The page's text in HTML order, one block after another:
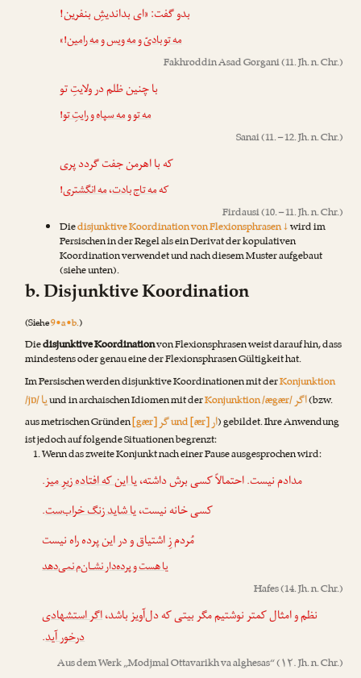
بدو گفت: «ای بداندیشِ بنفرین!
مه تو بادیّومه ویسومه رامین!»
Fakhroddin Asad Gorgani(11. Jh. n. Chr.)
با چنین ظلم در ولایتِ تو
مه توومه سپاه و رایتِ تو!
Sanai(11. – 12. Jh. n. Chr.)
که با اهرمن جفت گردد پری
کهمه تاج بادت،مه انگشتری!
Firdausi(10. – 11. Jh. n. Chr.)
Diedisjunktive Koordination von Flexionsphrasen ↓wird im
Persischen in der Regel als ein Derivat der kopulativen
Koordination verwendet und nach diesem Muster aufgebaut
(siehe unten).
b. Disjunktive Koordination
(Siehe9•a•b.)
Diedisjunktive Koordinationvon Flexionsphrasen weist darauf hin, dass
mindestens oder genau eine der Flexionsphrasen Gültigkeit hat.
Im Persischen werden disjunktive Koordinationen mit derKonjunktion
/jɒ/یاund in archaischen Idiomen mit derKonjunktion /ægær/اگر(bzw.
aus metrischen Gründen[gær]گرund [ær]ار) gebildet. Ihre Anwendung
ist jedoch auf folgende Situationen begrenzt:
Wenn das zweite Konjunkt nach einer Pause ausgesprochen wird:
مدادم نیست. احتمالاً کسی برش داشته،یا این که افتاده زیرِ میز.
کسی خانه نیست،یا شاید زنگ خراب‌ست.
مُردم زِ اشتیاق و در این پرده راه نیست
یا هست و پرده‌دار نشـان‌م نمی‌دهد
Hafes(14. Jh. n. Chr.)
نظم و امثال کمتر نوشتیم مگر بیتی که دل‌آویز باشد،اگر استشهادی
درخور آید.
Aus dem Werk „Modjmal Ottavarikh va alghesas“ (۱۲. Jh. n. Chr.)